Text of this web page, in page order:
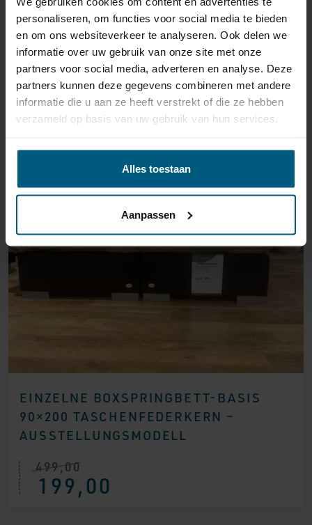
personaliseren, om functies voor social media te bieden
en om ons websiteverkeer te analyseren. Ook delen we
informatie over uw gebruik van onze site met onze
partners voor social media, adverteren en analyse. Deze
partners kunnen deze gegevens combineren met andere
informatie die u aan ze heeft verstrekt of die ze hebben
verzameld op basis van uw gebruik van hun services.
Alles toestaan
Aanpassen
ÄHNLICHE PRODUKTE
EINZELNE BOXSPRINGBETT-BASIS
90×200 TASCHENFEDERKERN –
AUSSTELLUNGSMODELL
AUSSTELLUNGSRAUM MAASTRICHT
499,00
Ursprünglicher
Preis
war:199,00
Aktueller
Preis
ist: